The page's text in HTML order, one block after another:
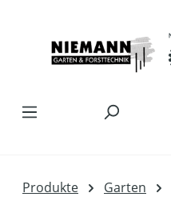
Produkte Garten